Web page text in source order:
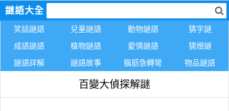
謎語大全
笑話謎語 兒童謎語 動物謎語
猜字謎
成語謎語
植物謎語 愛情謎語
猜燈謎
謎語詳解
謎語故事 腦筋急轉彎 物品謎語
百變大偵探解謎